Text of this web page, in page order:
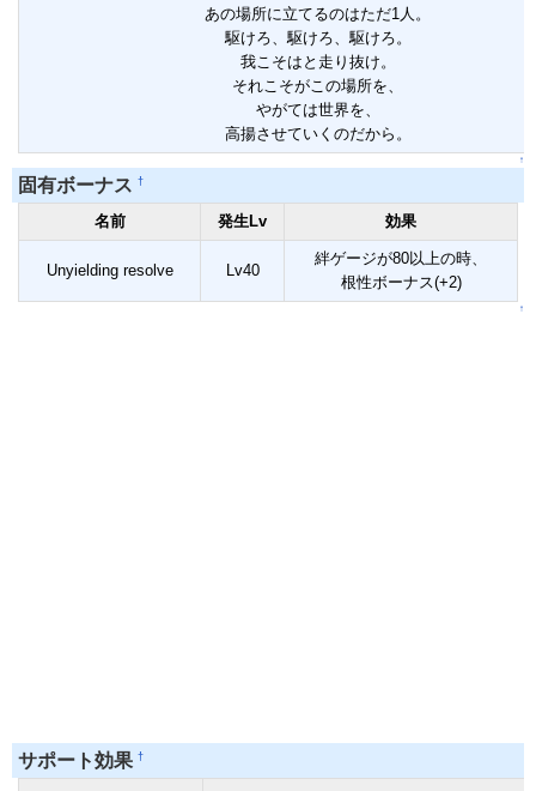
あの場所に立てるのはただ1人。
駆けろ、駆けろ、駆けろ。
我こそはと走り抜け。
それこそがこの場所を、
やがては世界を、
高揚させていくのだから。
↑
固有ボーナス †
名前 発生Lv 効果
Unyielding resolve Lv40
絆ゲージが80以上の時、
根性ボーナス(+2)
↑
サポート効果 †